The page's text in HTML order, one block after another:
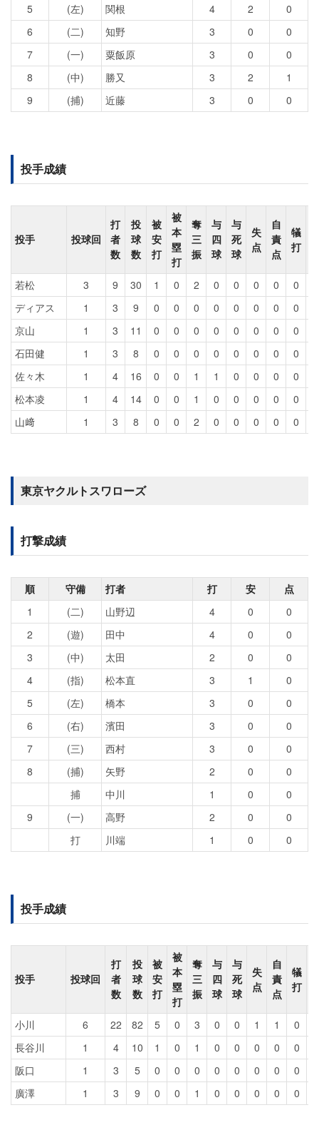
5
(左) 関根 4 2
0
6
(二) 知野 3 0
0
7
(一) 粟飯原 3 0
0
8
(中) 勝又 3 2
1
9
(捕) 近藤 3 0 0
投手成績
投手 投球回
打
者
数
投
球
数
被
安
打
被
本
塁
打
奪
三
振
与
四
球
与
死
球
失
点
自
責
点
犠
打
若松 3 9 30 1 0 2 0 0 0 0 0
ディアス
1 3 9 0 0 0 0 0 0 0 0
京山
1 3 11 0 0 0 0 0 0 0 0
石田健
1 3 8 0 0 0 0 0 0 0 0
佐々木
1 4 16 0 0 1 1 0 0 0 0
松本凌
1 4 14 0 0 1 0 0 0 0 0
山﨑
1 3 8 0 0 2 0 0 0 0 0
東京ヤクルトスワローズ
打撃成績
順 守備 打者 打 安
点
1
(二) 山野辺 4 0
0
2
(遊) 田中 4 0
0
3
(中) 太田 2 0
0
4
(指) 松本直 3 1
0
5
(左) 橋本 3 0
0
6
(右) 濱田 3 0
0
7
(三) 西村 3 0
0
8
(捕) 矢野 2 0
0
捕
中川 1 0
0
9
(一) 高野 2 0
0
打
川端 1 0 0
投手成績
投手 投球回
打
者
数
投
球
数
被
安
打
被
本
塁
打
奪
三
振
与
四
球
与
死
球
失
点
自
責
点
犠
打
小川 6 22 82 5 0 3 0 0 1 1 0
長谷川
1 4 10 1 0 1 0 0 0 0 0
阪口
1 3 5 0 0 0 0 0 0 0 0
廣澤
1 3 9 0 0 1 0 0 0 0 0